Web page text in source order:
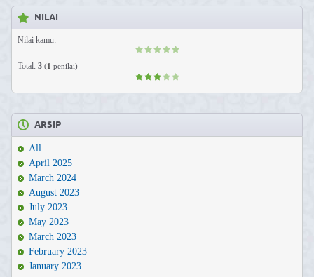
NILAI
Nilai kamu:
Total: 3 (1 penilai)
ARSIP
All
April 2025
March 2024
August 2023
July 2023
May 2023
March 2023
February 2023
January 2023